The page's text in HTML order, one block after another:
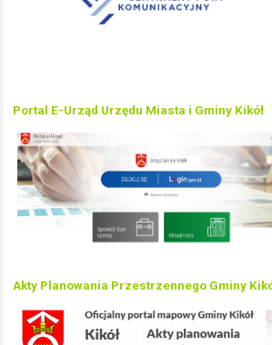
Portal E-Urząd Urzędu Miasta i Gminy Kikół
Akty Planowania Przestrzennego Gminy